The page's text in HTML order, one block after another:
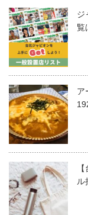
ジ
覧
ア
ル